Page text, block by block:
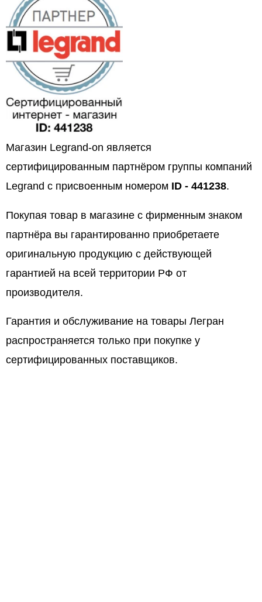
Магазин Legrand-on является
сертифицированным партнёром группы компаний
Legrand с присвоенным номером ID - 441238.
Покупая товар в магазине с фирменным знаком
партнёра вы гарантированно приобретаете
оригинальную продукцию с действующей
гарантией на всей территории РФ от
производителя.
Гарантия и обслуживание на товары Легран
распространяется только при покупке у
сертифицированных поставщиков.